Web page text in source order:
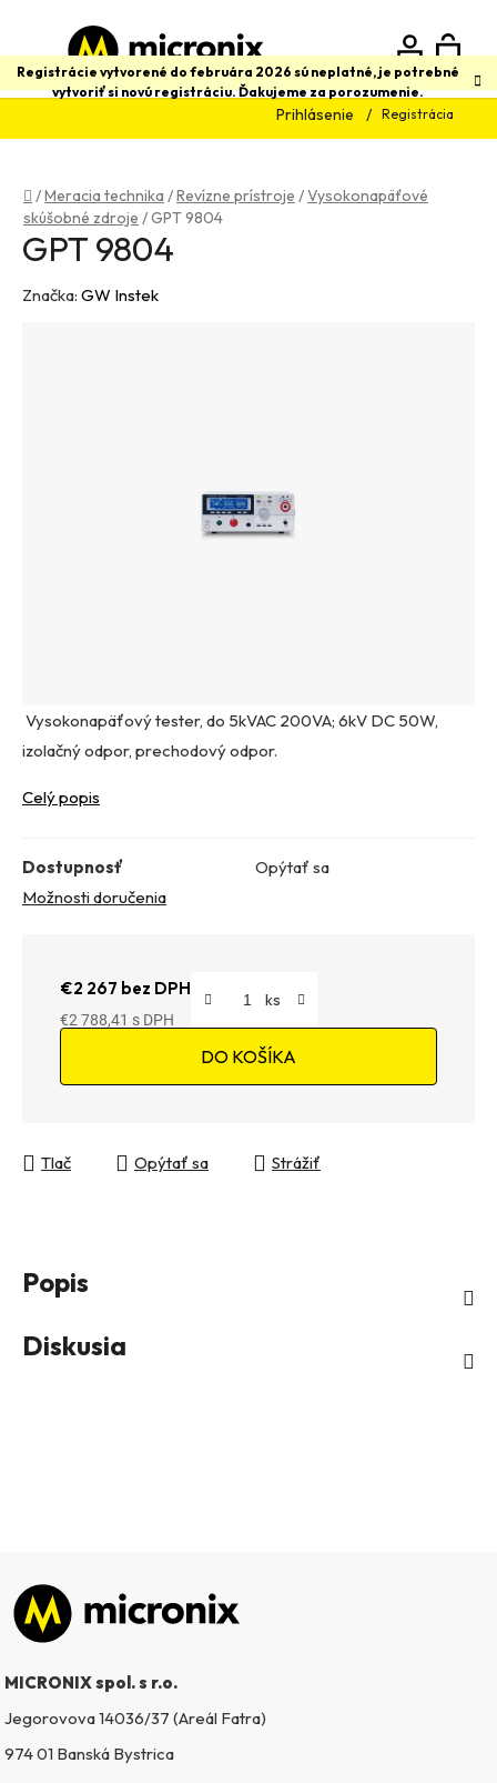
obsah
Registrácie vytvorené do februára 2026 sú neplatné, je potrebné
vytvoriť si novú registráciu. Ďakujeme za porozumenie.
Prihlásenie Registrácia
Hľadať
Domov
/Meracia technika /Revízne prístroje /Vysokonapäťové
skúšobné zdroje /GPT 9804
Vysokonapäťový tester, do 5kVAC 200VA; 6kV DC 50W,
izolačný odpor, prechodový odpor.
Celý popis
Dostupnosť
Opýtať sa
Možnosti doručenia
€2 267 bez DPH
€2 788,41
DO KOŠÍKA
Tlač Opýtať sa Strážiť
GPT 9804
Značka: GW Instek
Popis
Diskusia
Zápätie
MICRONIX spol. s r.o.
Jegorovova 14036/37 (Areál Fatra)
974 01 Banská Bystrica